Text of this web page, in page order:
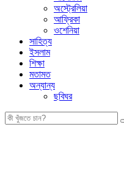
অস্ট্রেলিয়া
আফ্রিকা
ওশেনিয়া
সাহিত্য
ইসলাম
শিক্ষা
মতামত
অন্যান্য
ছবিঘর